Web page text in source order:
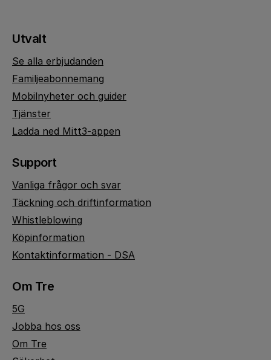
Utvalt
Se alla erbjudanden
Familjeabonnemang
Mobilnyheter och guider
Tjänster
Ladda ned Mitt3-appen
Support
Vanliga frågor och svar
Täckning och driftinformation
Whistleblowing
Köpinformation
Kontaktinformation - DSA
Om Tre
5G
Jobba hos oss
Om Tre